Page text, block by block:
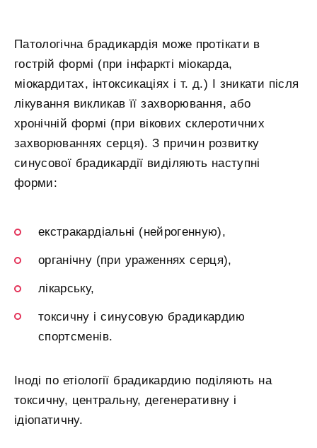
Патологічна брадикардія може протікати в
гострій формі (при інфаркті міокарда,
міокардитах, інтоксикаціях і т. д.) І зникати після
лікування викликав її захворювання, або
хронічній формі (при вікових склеротичних
захворюваннях серця). З причин розвитку
синусової брадикардії виділяють наступні
форми:
екстракардіальні (нейрогенную),
органічну (при ураженнях серця),
лікарську,
токсичну і синусовую брадикардию
спортсменів.
Іноді по етіології брадикардию поділяють на
токсичну, центральну, дегенеративну і
ідіопатичну.